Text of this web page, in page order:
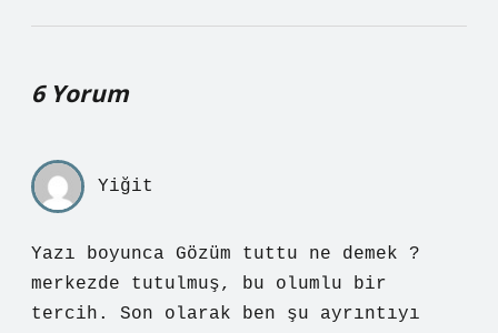
6 Yorum
Yiğit
Yazı boyunca Gözüm tuttu ne demek ?
merkezde tutulmuş, bu olumlu bir
tercih. Son olarak ben şu ayrıntıyı